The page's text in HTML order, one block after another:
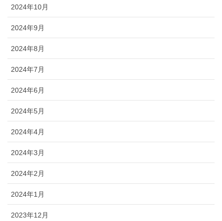
2024年10月
2024年9月
2024年8月
2024年7月
2024年6月
2024年5月
2024年4月
2024年3月
2024年2月
2024年1月
2023年12月